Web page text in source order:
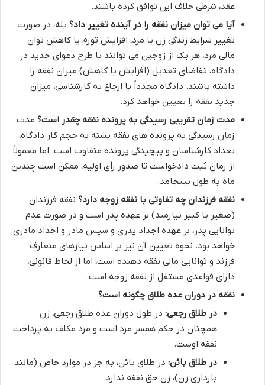
عقد، شرطی خلاف این توافق کرده باشند.
آیا می توان میزان نفقه را در آینده تغییر داد؟ بله، در صورت
تغییر شرایط زندگی زن یا مرد، افزایش تورم یا کاهش توان
مالی مرد، هر یک از زوجین می توانند با طرح دعوای جدید در
دادگاه، تقاضای تعدیل (افزایش یا کاهش) میزان نفقه را
داشته باشند. دادگاه مجدداً با ارجاع به کارشناسی، میزان
جدید نفقه را تعیین خواهد کرد.
مدت زمان تقریبی رسیدگی به پرونده نفقه چقدر است؟ مدت
زمان رسیدگی به پرونده های نفقه بسته به حجم کار دادگاه،
تعداد کارشناسان و پیچیدگی پرونده متفاوت است. اما معمولاً
از زمان ثبت دادخواست تا صدور رأی اولیه، ممکن است چندین
ماه به طول بینجامد.
نفقه فرزندان چه تفاوتی با نفقه زوجه دارد؟ نفقه فرزندان
(صغیر یا کبیر نیازمند) بر عهده پدر است و در صورت عدم
توانایی پدر، بر عهده اجداد پدری و سپس مادر و اجداد مادری
خواهد بود. نحوه تعیین آن نیز بر اساس نیازهای متعارف
فرزند و توانایی مالی نفقه دهنده است، اما از لحاظ قانونی،
دارای قواعدی مستقل از نفقه زوجه است.
نفقه در دوران عده طلاق چگونه است؟
در طلاق رجعی: در طول دوران عده طلاق رجعی، زن
همچنان در حکم همسر مرد است و مرد مکلف به پرداخت
نفقه اوست.
در طلاق بائن: در طلاق بائن، به جز در موارد خاص (مانند
بارداری زن)، زن حق نفقه ندارد.